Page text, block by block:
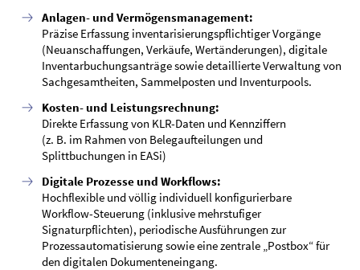
Anlagen- und Vermögensmanagement:
Präzise Erfassung inventarisierungspflichtiger Vorgänge
(Neuanschaffungen, Verkäufe, Wertänderungen), digitale
Inventarbuchungsanträge sowie detaillierte Verwaltung von
Sachgesamtheiten, Sammelposten und Inventurpools.
Kosten- und Leistungsrechnung:
Direkte Erfassung von KLR-Daten und Kennziffern
(z. B. im Rahmen von Belegaufteilungen und
Splittbuchungen in EASi)
Digitale Prozesse und Workflows:
Hochflexible und völlig individuell konfigurierbare
Workflow-Steuerung (inklusive mehrstufiger
Signaturpflichten), periodische Ausführungen zur
Prozessautomatisierung sowie eine zentrale „Postbox“ für
den digitalen Dokumenteneingang.